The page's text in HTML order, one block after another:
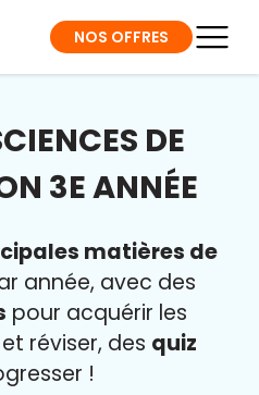
NOS OFFRES
DE
3E ANNÉE
matières de
année, avec des
pour acquérir les
réviser, des quiz
!